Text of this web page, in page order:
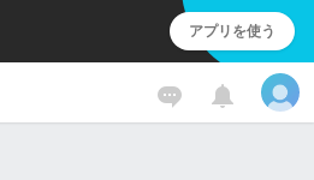
アプリを使う